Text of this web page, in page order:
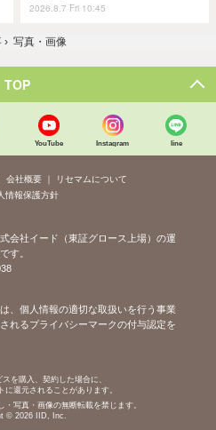
2026.8.7 Fri 10:45
› 写真・画像
TOP
YouTube Instagram line
会社概要
リセマムについて
情報保護方針
会社イード（東証グロース上場）の運
す。
、個人情報の適切な取扱いを行う事業
れるプライバシーマークの付与認定を
を購入、契約した場合に、
に還元されることがあります。
写真・画像の無断転載を禁じます。
© 2026 IID, Inc.